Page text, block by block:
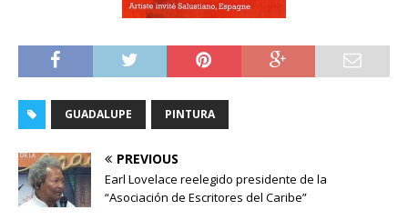
GUADALUPE PINTURA
PREVIOUS
Earl Lovelace reelegido presidente de la
“Asociación de Escritores del Caribe”